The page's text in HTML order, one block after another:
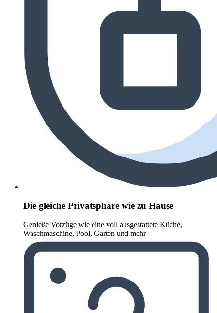
Die gleiche Privatsphäre wie zu Hause
Genieße Vorzüge wie eine voll ausgestattete Küche,
Waschmaschine, Pool, Garten und mehr